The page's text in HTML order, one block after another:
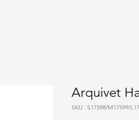
Arquivet
SKU : S17598/M17599/